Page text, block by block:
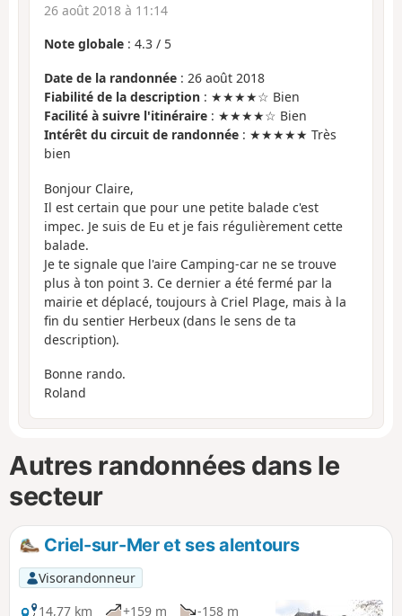
26 août 2018 à 11:14
Note globale : 4.3 / 5
Date de la randonnée : 26 août 2018
Fiabilité de la description : ★★★★☆ Bien
Facilité à suivre l'itinéraire : ★★★★☆ Bien
Intérêt du circuit de randonnée : ★★★★★ Très
bien
Bonjour Claire,
Il est certain que pour une petite balade c'est
impec. Je suis de Eu et je fais régulièrement cette
balade.
Je te signale que l'aire Camping-car ne se trouve
plus à ton point 3. Ce dernier a été fermé par la
mairie et déplacé, toujours à Criel Plage, mais à la
fin du sentier Herbeux (dans le sens de ta
description).
Bonne rando.
Roland
Autres randonnées dans le
secteur
Criel-sur-Mer et ses alentours
Visorandonneur
14,77 km
+159 m -158 m